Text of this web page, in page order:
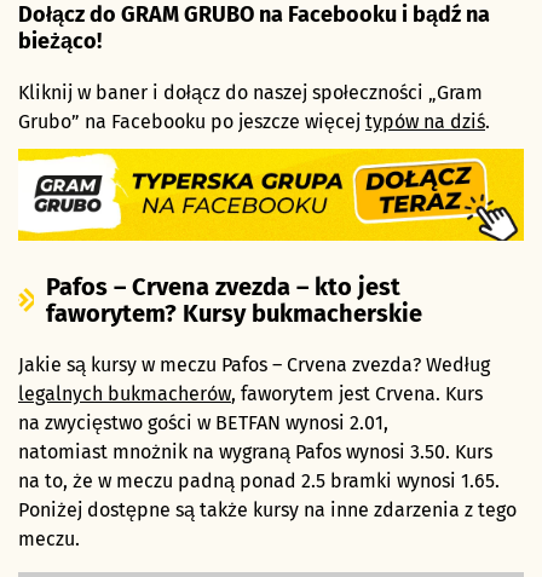
Dołącz do GRAM GRUBO na Facebooku i bądź na
bieżąco!
Kliknij w baner i dołącz do naszej społeczności „Gram
Grubo” na Facebooku po jeszcze więcej typów na dziś.
Pafos – Crvena zvezda – kto jest
faworytem? Kursy bukmacherskie
Jakie są kursy w meczu Pafos – Crvena zvezda? Według
legalnych bukmacherów, faworytem jest Crvena. Kurs
na zwycięstwo gości w BETFAN wynosi 2.01,
natomiast mnożnik na wygraną Pafos wynosi 3.50. Kurs
na to, że w meczu padną ponad 2.5 bramki wynosi 1.65.
Poniżej dostępne są także kursy na inne zdarzenia z tego
meczu.